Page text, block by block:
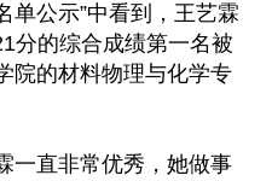
单公示”中看到，王艺霖
分的综合成绩第一名被
院的材料物理与化学专
一直非常优秀，她做事